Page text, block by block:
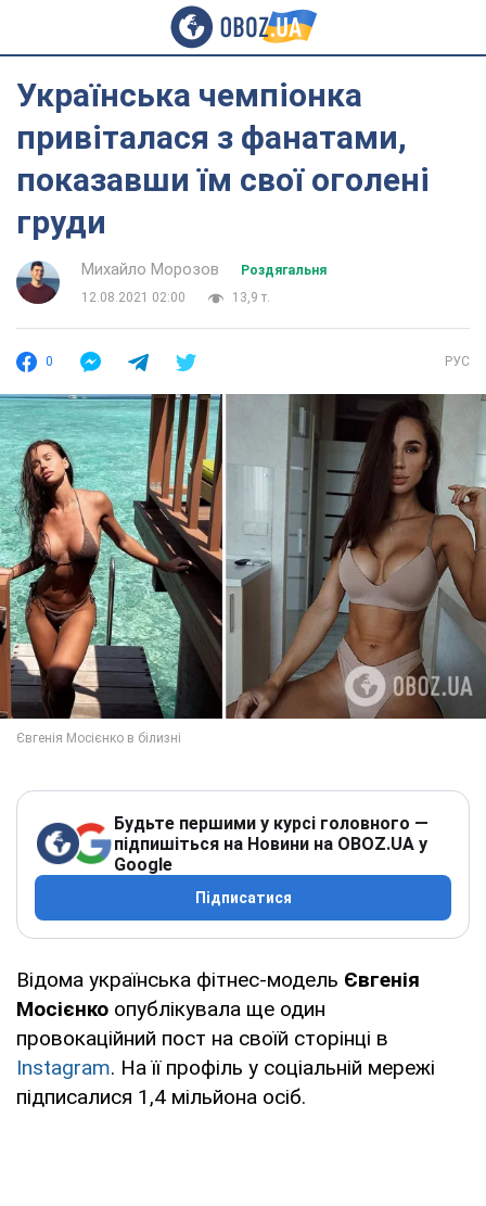
Українська чемпіонка
привіталася з фанатами,
показавши їм свої оголені
груди
Михайло Морозов
Роздягальня
12.08.2021 02:00
13,9 т.
0 РУС
Будьте першими у курсі головного —
підпишіться на Новини на OBOZ.UA у
Google
Підписатися
Відома українська фітнес-модель Євгенія
Мосієнко опублікувала ще один
провокаційний пост на своїй сторінці в
Instagram. На її профіль у соціальній мережі
підписалися 1,4 мільйона осіб.